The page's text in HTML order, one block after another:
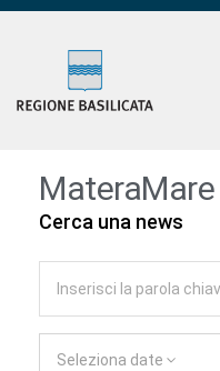
MateraMare
Cerca una news
Seleziona date